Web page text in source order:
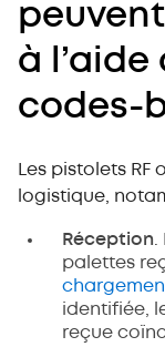
à l’aide
codes-
Les pistolets
logistique,
Réception.
palettes
identifiée,
reçue